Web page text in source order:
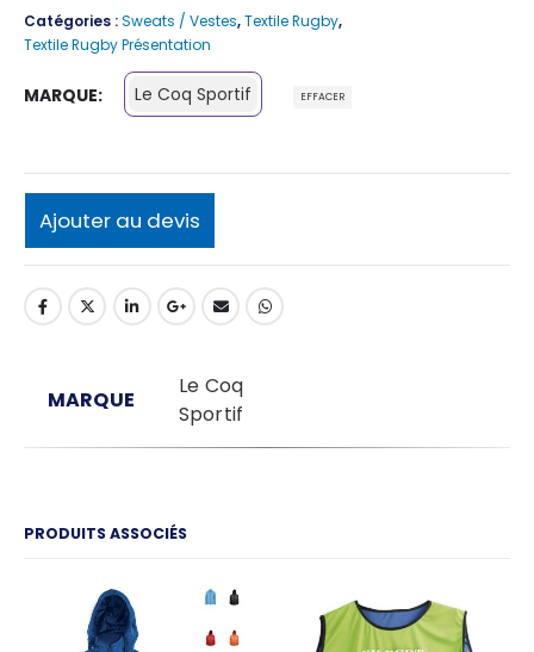
Catégories :Sweats / Vestes,Textile Rugby,
Textile Rugby Présentation
MARQUE Le Coq Sportif EFFACER
Ajouter au devis
MARQUE
Le Coq
Sportif
PRODUITS ASSOCIÉS